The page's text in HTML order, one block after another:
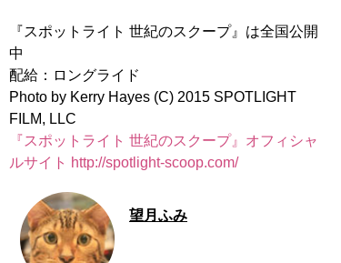
『スポットライト 世紀のスクープ』は全国公開
中
配給：ロングライド
Photo by Kerry Hayes (C) 2015 SPOTLIGHT
『スポットライト 世紀のスクープ』オフィシャ
ルサイト http://spotlight-scoop.com/
望月ふみ